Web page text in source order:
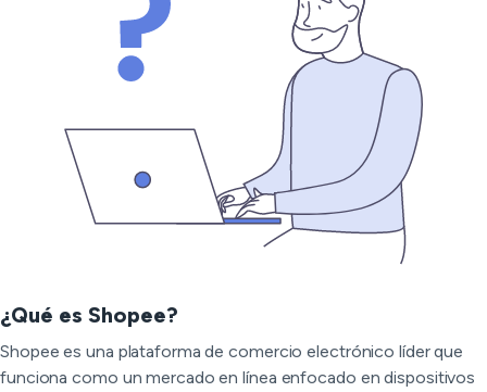
¿Qué es Shopee?
Shopee es una plataforma de comercio electrónico líder que
funciona como un mercado en línea enfocado en dispositivos